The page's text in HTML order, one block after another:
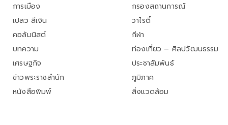
การเมือง
เปลว สีเงิน
คอลัมนิสต์
บทความ
เศรษฐกิจ
ข่าวพระราชสำนัก
หนังสือพิมพ์
กรองสถานการณ์
วาไรตี้
กีฬา
ท่องเที่ยว – ศิลปวัฒนธรรม
ประชาสัมพันธ์
ภูมิภาค
สิ่งแวดล้อม